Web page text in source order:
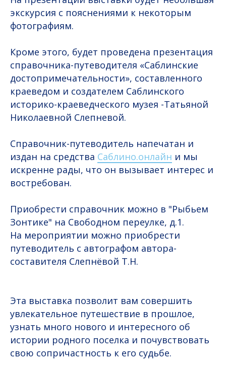
экскурсия с пояснениями к некоторым
фотографиям.
Кроме этого, будет проведена презентация
справочника-путеводителя «Саблинские
достопримечательности», составленного
краеведом и создателем Саблинского
историко-краеведческого музея -Татьяной
Николаевной Слепневой.
Справочник-путеводитель напечатан и
издан на средства Саблино.онлайн и мы
искренне рады, что он вызывает интерес и
востребован.
Приобрести справочник можно в "Рыбьем
Зонтике" на Свободном переулке, д.1.
На мероприятии можно приобрести
путеводитель с автографом автора-
составителя Слепнёвой Т.Н.
Эта выставка позволит вам совершить
увлекательное путешествие в прошлое,
узнать много нового и интересного об
истории родного поселка и почувствовать
свою сопричастность к его судьбе.